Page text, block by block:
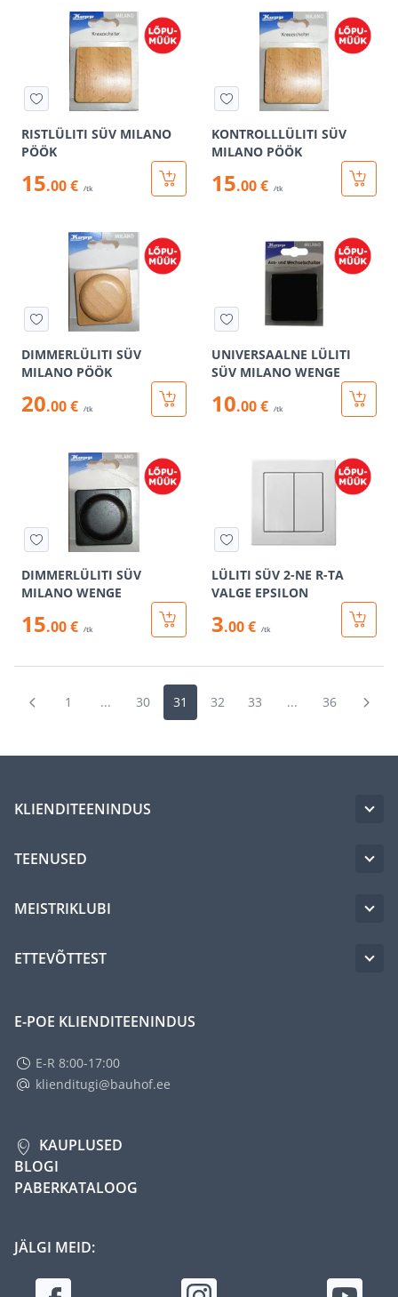
RISTLÜLITI SÜV MILANO
PÖÖK
15.00 € /tk
KONTROLLLÜLITI SÜV
MILANO PÖÖK
15.00 € /tk
DIMMERLÜLITI SÜV
MILANO PÖÖK
20.00 € /tk
UNIVERSAALNE LÜLITI
SÜV MILANO WENGE
10.00 € /tk
DIMMERLÜLITI SÜV
MILANO WENGE
15.00 € /tk
LÜLITI SÜV 2-NE R-TA
VALGE EPSILON
3.00 € /tk
1 ... 30 31 32 33 ... 36
KLIENDITEENINDUS
TEENUSED
MEISTRIKLUBI
ETTEVÕTTEST
E-POE KLIENDITEENINDUS
E-R 8:00-17:00
klienditugi@bauhof.ee
KAUPLUSED
BLOGI
PABERKATALOOG
JÄLGI MEID: